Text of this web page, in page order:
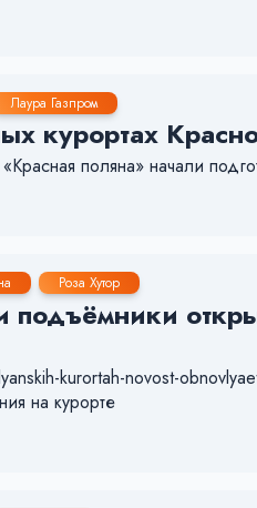
Лаура Газпром
курортах
поляна» начали
Роза Хутор
kurortah-novost-
на курорте